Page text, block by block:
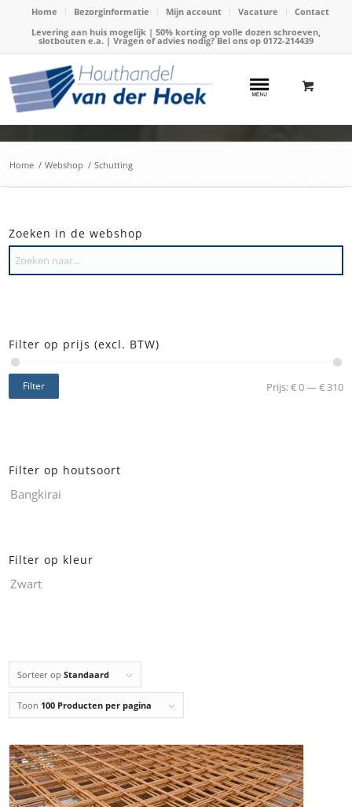
Home Bezorginformatie Mijn account Vacature
Contact
Levering aan huis mogelijk | 50% korting op volle dozen schroeven,
slotbouten e.a. | Vragen of advies nodig? Bel ons op 0172-214439
Home / Webshop / Schutting
Sorteer opStandaard
Toon 100 Producten per pagina
Zoeken in de webshop
Filter op prijs (excl. BTW)
Filter Prijs:€ 0—€ 310
Filter op houtsoort
Bangkirai
Filter op kleur
Zwart